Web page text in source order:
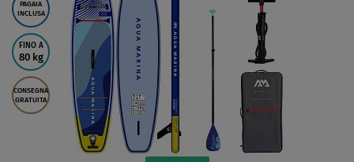
PAGAIA
INCLUSA
FINO A
80 kg
CONSEGNA
GRATUITA